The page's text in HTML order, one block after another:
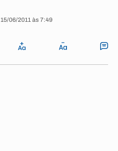
06/2011 às 7:49